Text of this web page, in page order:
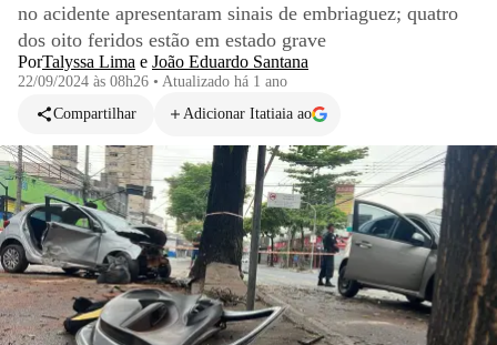
no acidente apresentaram sinais de embriaguez; quatro
dos oito feridos estão em estado grave
PorTalyssa Lima e João Eduardo Santana
22/09/2024 às 08h26 • Atualizado há 1 ano
Compartilhar
Adicionar Itatiaia ao